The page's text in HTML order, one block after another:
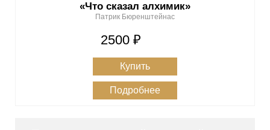
«Что сказал алхимик»
Патрик Бюренштейнас
2500 ₽
Купить
Подробнее